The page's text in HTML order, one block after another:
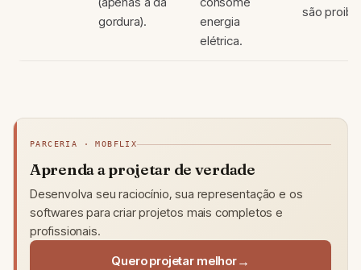
gordura).
energia
elétrica.
são
PARCERIA · MOBFLIX
Aprenda a projetar de verdade
Desenvolva seu raciocínio, sua representação e os
softwares para criar projetos mais completos e
profissionais.
Quero projetar melhor